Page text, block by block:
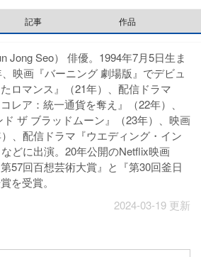
記事 作品
Jong Seo） 俳優。1994年7月5日生ま
映画『バーニング 劇場版』でデビュ
ロマンス』（21年）、配信ドラマ
レア：統一通貨を奪え』（22年）、
ザ ブラッドムーン』（23年）、映画
）、配信ドラマ『ウエディング・イン
どに出演。20年公開のNetflix映画
57回百想芸術大賞』と『第30回釜日
を受賞。
2024-03-19 更新